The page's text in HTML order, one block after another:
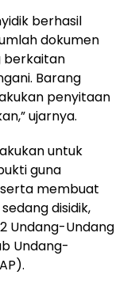
berhasil
dokumen
berkaitan
Barang
penyitaan
ujarnya.
untuk
guna
membuat
disidik,
Undang-Undang
Undang-